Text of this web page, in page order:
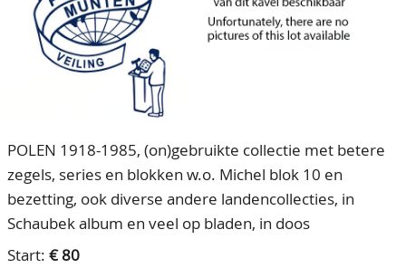
80 Years NPV
ACCOUNT
POLEN 1918-1985, (on)gebruikte collectie met betere
zegels, series en blokken w.o. Michel blok 10 en
bezetting, ook diverse andere landencollecties, in
Schaubek album en veel op bladen, in doos
Start: € 80